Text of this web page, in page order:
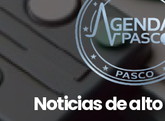
Noticias de